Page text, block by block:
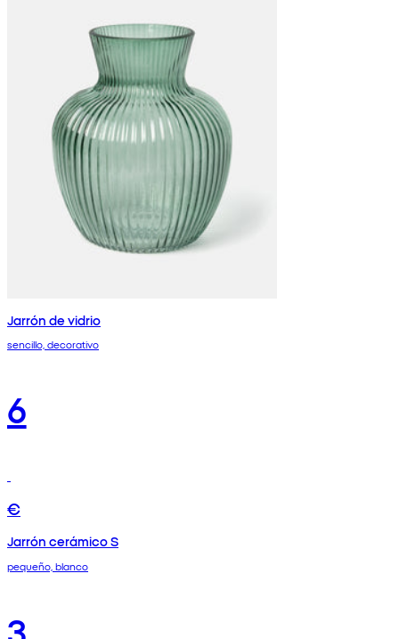
Jarrón de vidrio
sencillo, decorativo
6
€
Jarrón cerámico S
pequeño, blanco